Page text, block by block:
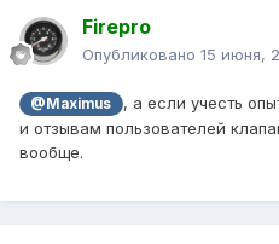
Firepro
Опубликовано 15 июня,
@Maximus
, а если учесть
и отзывам пользователей
вообще.